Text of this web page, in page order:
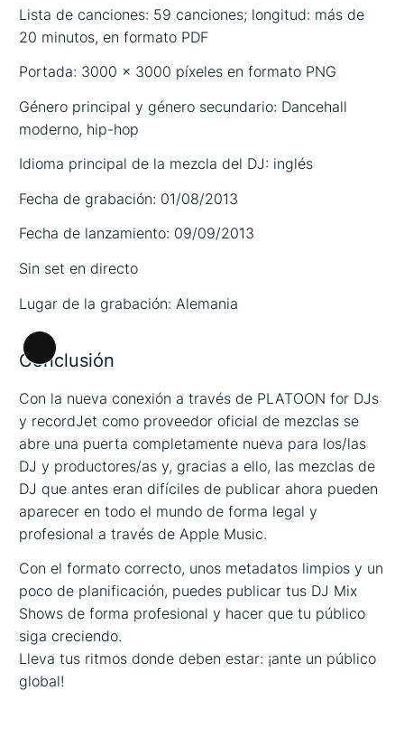
Lista de canciones: 59 canciones; longitud: más de
20 minutos, en formato PDF
Portada: 3000 x 3000 píxeles en formato PNG
Género principal y género secundario: Dancehall
moderno, hip-hop
Idioma principal de la mezcla del DJ: inglés
Fecha de grabación: 01/08/2013
Fecha de lanzamiento: 09/09/2013
Sin set en directo
Lugar de la grabación: Alemania
Larga
Conclusión
Con la nueva conexión a través de PLATOON for DJs
y recordJet como proveedor oficial de mezclas se
abre una puerta completamente nueva para los/las
DJ y productores/as y, gracias a ello, las mezclas de
DJ que antes eran difíciles de publicar ahora pueden
aparecer en todo el mundo de forma legal y
profesional a través de Apple Music.
Con el formato correcto, unos metadatos limpios y un
poco de planificación, puedes publicar tus DJ Mix
Shows de forma profesional y hacer que tu público
siga creciendo.
Lleva tus ritmos donde deben estar: ¡ante un público
global!